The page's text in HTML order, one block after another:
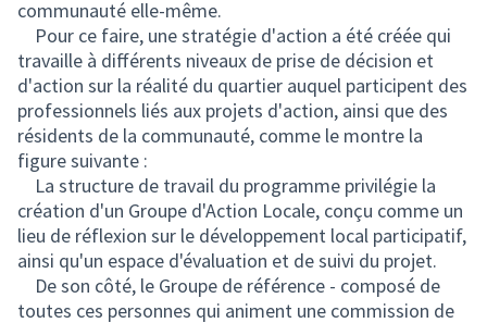
communauté elle-même.
Pour ce faire, une stratégie d'action a été créée qui
travaille à différents niveaux de prise de décision et
d'action sur la réalité du quartier auquel participent des
professionnels liés aux projets d'action, ainsi que des
résidents de la communauté, comme le montre la
figure suivante :
La structure de travail du programme privilégie la
création d'un Groupe d'Action Locale, conçu comme un
lieu de réflexion sur le développement local participatif,
ainsi qu'un espace d'évaluation et de suivi du projet.
De son côté, le Groupe de référence - composé de
toutes ces personnes qui animent une commission de